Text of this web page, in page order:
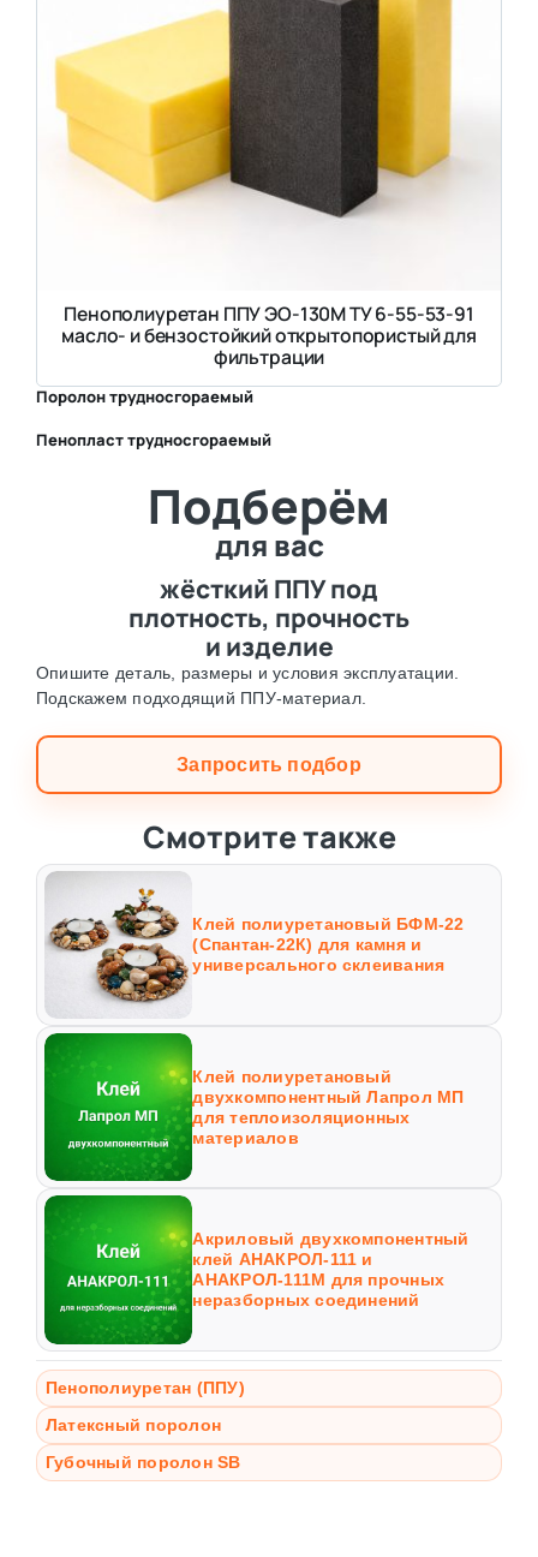
Пенополиуретан ППУ ЭО-130М ТУ 6-55-53-91
масло- и бензостойкий открытопористый для
фильтрации
Поролон трудносгораемый
Пенопласт трудносгораемый
Подберём
для вас
жёсткий ППУ под
плотность, прочность
и изделие
Опишите деталь, размеры и условия эксплуатации.
Подскажем подходящий ППУ-материал.
Запросить подбор
Смотрите также
Клей полиуретановый БФМ-22
(Спантан-22К) для камня и
универсального склеивания
Клей полиуретановый
двухкомпонентный Лапрол МП
для теплоизоляционных
материалов
Акриловый двухкомпонентный
клей АНАКРОЛ-111 и
АНАКРОЛ-111М для прочных
неразборных соединений
Пенополиуретан (ППУ)
Латексный поролон
Губочный поролон SB